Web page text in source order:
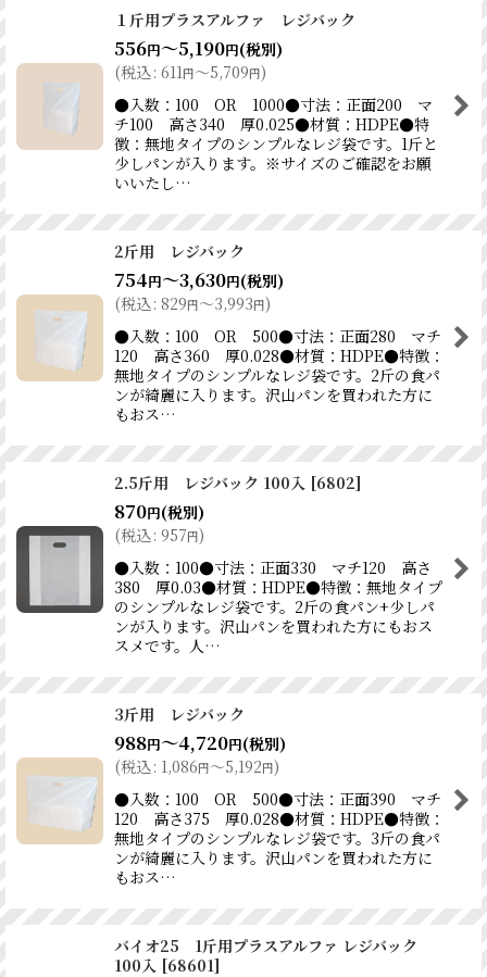
１斤用プラスアルファ レジバック
556円～5,190円(税別)
(税込: 611 円～5,709円)
●入数：100 OR 1000●寸法：正面200 マ
チ100 高さ340 厚0.025●材質：HDPE●特
徴：無地タイプのシンプルなレジ袋です。1斤と
少しパンが入ります。※サイズのご確認をお願
いいたし…
2斤用 レジバック
754円～3,630円(税別)
(税込: 829円～3,993円)
●入数：100 OR 500●寸法：正面280 マチ
120 高さ360 厚0.028●材質：HDPE●特徴：
無地タイプのシンプルなレジ袋です。2斤の食パ
ンが綺麗に入ります。沢山パンを買われた方に
もおス…
2.5斤用 レジバック 100入 [6802]
870円(税別)
(税込: 957円)
●入数：100●寸法：正面330 マチ120 高さ
380 厚0.03●材質：HDPE●特徴：無地タイプ
のシンプルなレジ袋です。2斤の食パン+少しパ
ンが入ります。沢山パンを買われた方にもおス
スメです。人…
3斤用 レジバック
988円～4,720円(税別)
(税込: 1,086円～5,192円)
●入数：100 OR 500●寸法：正面390 マチ
120 高さ375 厚0.028●材質：HDPE●特徴：
無地タイプのシンプルなレジ袋です。3斤の食パ
ンが綺麗に入ります。沢山パンを買われた方に
もおス…
バイオ25 1斤用プラスアルファ レジバック
100入 [68601]